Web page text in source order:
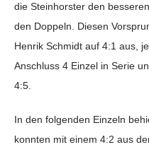
die Steinhorster den
den Doppeln. Diesen
Henrik Schmidt auf 4:1 aus,
Anschluss 4 Einzel in Serie
4:5.
In den folgenden Einzeln
konnten mit einem 4:2 aus